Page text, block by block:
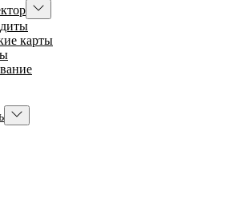
Показывать
подменю
карты
Показывать
подменю